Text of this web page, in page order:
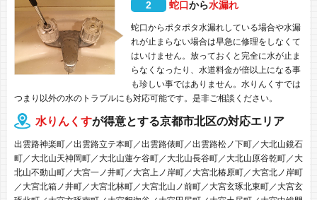
2 蛇口から水漏れ
蛇口からポタポタ水漏れしている場合や水漏
れが止まらない場合は早急に修理をしなくて
はいけません。放っておくと完全に水が止ま
らなくなったり、水道料金が倍以上になる事
も珍しい事ではありません。水りんくすでは
つまり以外の水のトラブルにも対応可能です。是非ご相談ください。
水りんくすが得意とする京都市北区の対応エリア
出雲路神楽町／出雲路立テ本町／出雲路俵町／出雲路松ノ下町／大北山鏡石
町／大北山天神岡町／大北山蓮ケ谷町／大北山長谷町／大北山原谷乾町／大
北山不動山町／大宮一ノ井町／大宮上ノ岸町／大宮北椿原町／大宮北ノ岸町
／大宮北箱ノ井町／大宮北林町／大宮北山ノ前町／大宮玄琢北東町／大宮玄